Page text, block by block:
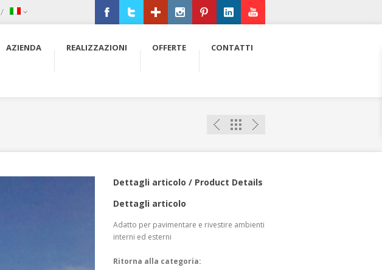
/
AZIENDA REALIZZAZIONI OFFERTE CONTATTI
Dettagli articolo / Product Details
Dettagli articolo
Adatto per pavimentare e rivestire ambienti
interni ed esterni
Ritorna alla categoria: